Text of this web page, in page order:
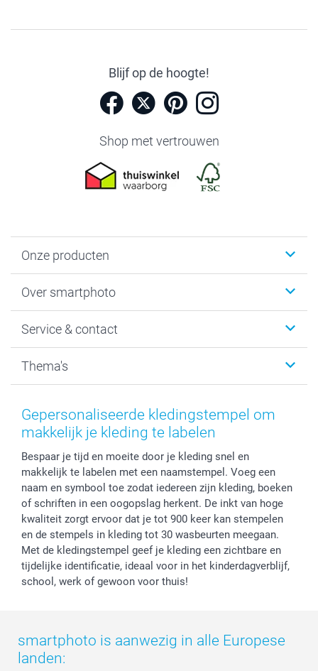
Blijf op de hoogte!
Shop met vertrouwen
Onze producten
Fotoboeken
Fotocadeaus
Kaarten
Over smartphoto
Vacatures
Bestelproces
Herroepingsrecht
Privacy
Reviews
Prijslijst
Investor Relations
Service & contact
Tevredenheidsgarantie
Mijn orderstatus
smartbonus
service@smartphoto.nl
Affiliate partnerprogramma
Partnerships
Influencer partnerprogramma
Thema's
Baby
Moederdag
Huwelijk
Gepersonaliseerde kledingstempel om
makkelijk je kleding te labelen
Bespaar je tijd en moeite door je kleding snel en
makkelijk te labelen met een naamstempel. Voeg een
naam en symbool toe zodat iedereen zijn kleding, boeken
of schriften in een oogopslag herkent. De inkt van hoge
kwaliteit zorgt ervoor dat je tot 900 keer kan stempelen
en de stempels in kleding tot 30 wasbeurten meegaan.
Met de kledingstempel geef je kleding een zichtbare en
tijdelijke identificatie, ideaal voor in het kinderdagverblijf,
school, werk of gewoon voor thuis!
smartphoto is aanwezig in alle Europese
landen: